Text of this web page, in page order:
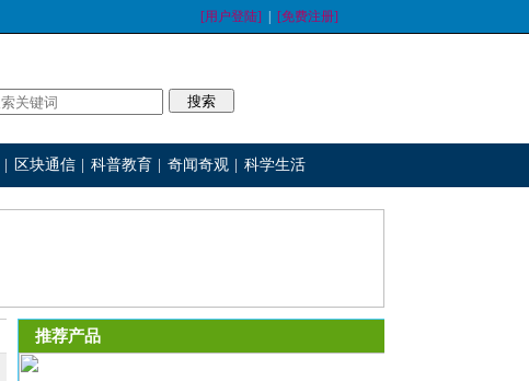
[用户登陆] [免费注册]
区块通信 科普教育 奇闻奇观 科学生活
推荐产品